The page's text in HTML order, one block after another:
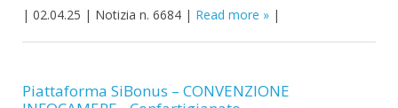
| 02.04.25 | Notizia n. 6684 | Read more |
Piattaforma SiBonus – CONVENZIONE